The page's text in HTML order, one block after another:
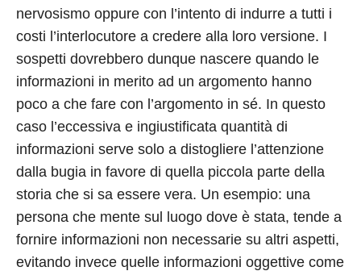
nervosismo oppure con l’intento di indurre a tutti i
costi l’interlocutore a credere alla loro versione. I
sospetti dovrebbero dunque nascere quando le
informazioni in merito ad un argomento hanno
poco a che fare con l’argomento in sé. In questo
caso l’eccessiva e ingiustificata quantità di
informazioni serve solo a distogliere l’attenzione
dalla bugia in favore di quella piccola parte della
storia che si sa essere vera. Un esempio: una
persona che mente sul luogo dove è stata, tende a
fornire informazioni non necessarie su altri aspetti,
evitando invece quelle informazioni oggettive come